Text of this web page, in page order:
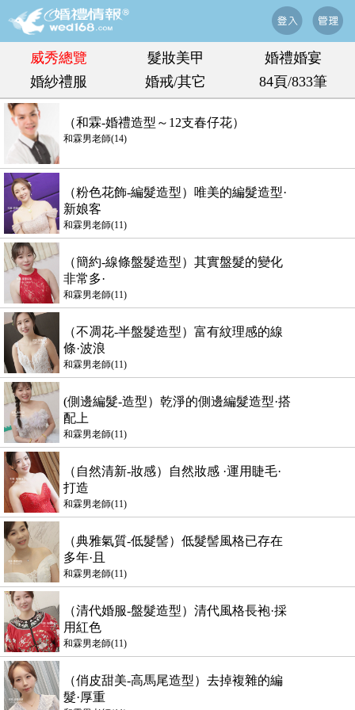
威秀總覽 髮妝美甲
婚禮婚宴
婚紗禮服
婚戒/其它 84頁/833筆
（和霖-婚禮造型～12支春仔花）
和霖男老師(14)
（粉色花飾-編髮造型）唯美的編髮造型·
新娘客
和霖男老師(11)
（簡約-線條盤髮造型）其實盤髮的變化
非常多·
和霖男老師(11)
（不凋花-半盤髮造型）富有紋理感的線
條·波浪
和霖男老師(11)
(側邊編髮-造型）乾淨的側邊編髮造型·搭
配上
和霖男老師(11)
（自然清新-妝感）自然妝感 ·運用睫毛·
打造
和霖男老師(11)
（典雅氣質-低髮髻）低髮髻風格已存在
多年·且
和霖男老師(11)
（清代婚服-盤髮造型）清代風格長袍·採
用紅色
和霖男老師(11)
（俏皮甜美-高馬尾造型）去掉複雜的編
髮·厚重